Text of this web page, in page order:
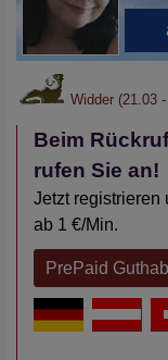
Widder (21.03
Beim
rufen Sie an!
Jetzt registrieren
ab 1 €/Min.
PrePaid